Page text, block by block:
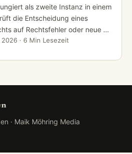
als zweite Instanz in einem
die Entscheidung eines
auf Rechtsfehler oder neue …
2026 · 6 Min Lesezeit
· Maik Möhring Media